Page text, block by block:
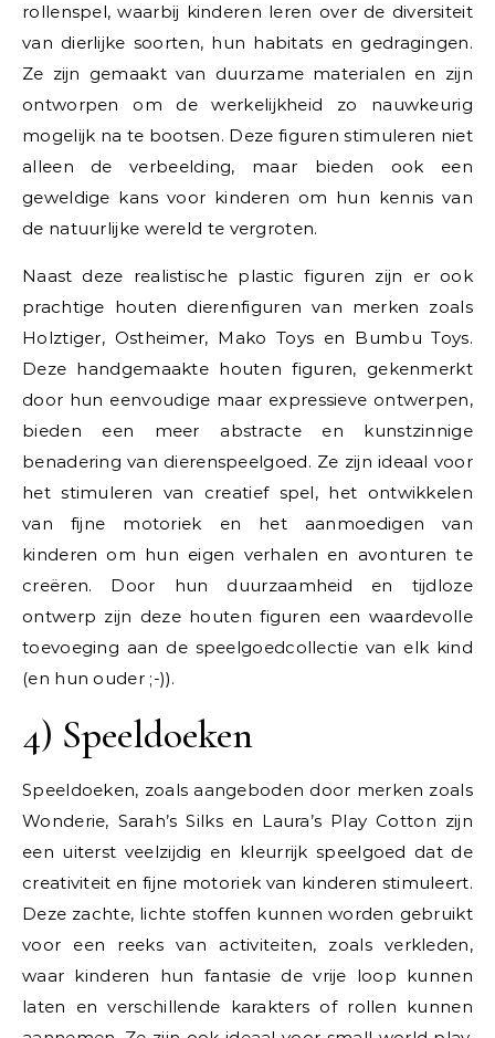
rollenspel, waarbij kinderen leren over de diversiteit
van dierlijke soorten, hun habitats en gedragingen.
Ze zijn gemaakt van duurzame materialen en zijn
ontworpen om de werkelijkheid zo nauwkeurig
mogelijk na te bootsen. Deze figuren stimuleren niet
alleen de verbeelding, maar bieden ook een
geweldige kans voor kinderen om hun kennis van
de natuurlijke wereld te vergroten.
Naast deze realistische plastic figuren zijn er ook
prachtige houten dierenfiguren van merken zoals
Holztiger, Ostheimer, Mako Toys en Bumbu Toys.
Deze handgemaakte houten figuren, gekenmerkt
door hun eenvoudige maar expressieve ontwerpen,
bieden een meer abstracte en kunstzinnige
benadering van dierenspeelgoed. Ze zijn ideaal voor
het stimuleren van creatief spel, het ontwikkelen
van fijne motoriek en het aanmoedigen van
kinderen om hun eigen verhalen en avonturen te
creëren. Door hun duurzaamheid en tijdloze
ontwerp zijn deze houten figuren een waardevolle
toevoeging aan de speelgoedcollectie van elk kind
(en hun ouder ;-)).
4) Speeldoeken
Speeldoeken, zoals aangeboden door merken zoals
Wonderie, Sarah’s Silks en Laura’s Play Cotton zijn
een uiterst veelzijdig en kleurrijk speelgoed dat de
creativiteit en fijne motoriek van kinderen stimuleert.
Deze zachte, lichte stoffen kunnen worden gebruikt
voor een reeks van activiteiten, zoals verkleden,
waar kinderen hun fantasie de vrije loop kunnen
laten en verschillende karakters of rollen kunnen